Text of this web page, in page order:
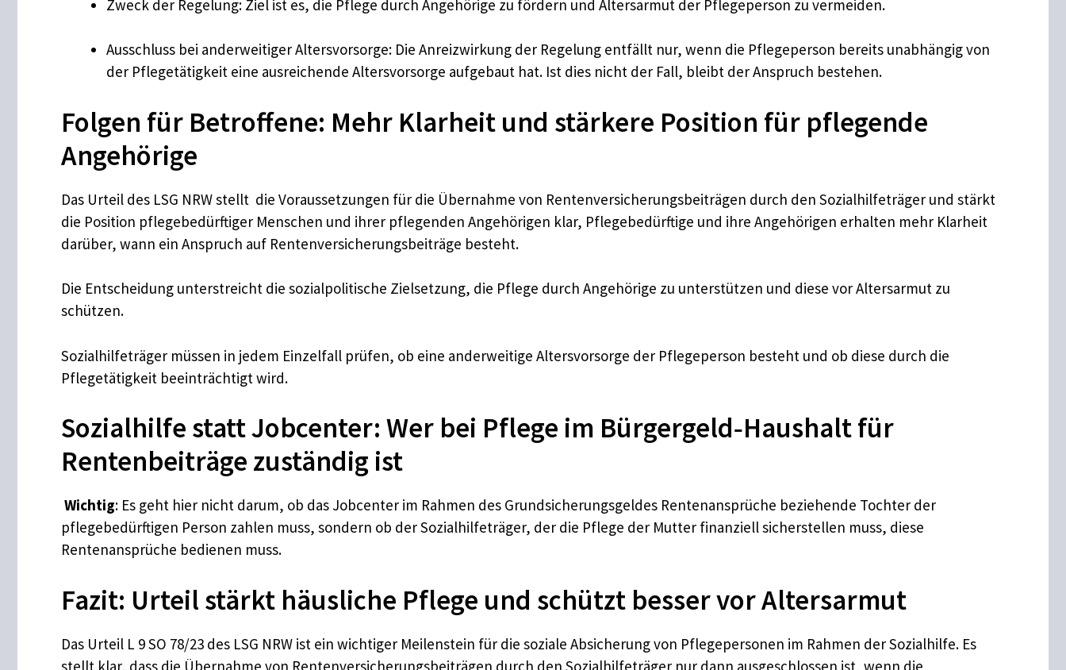
Zweck der Regelung: Ziel ist es, die Pflege durch Angehörige zu fördern und Altersarmut der Pflegeperson zu vermeiden.
Ausschluss bei anderweitiger Altersvorsorge: Die Anreizwirkung der Regelung entfällt nur, wenn die Pflegeperson bereits unabhängig von
der Pflegetätigkeit eine ausreichende Altersvorsorge aufgebaut hat. Ist dies nicht der Fall, bleibt der Anspruch bestehen.
Folgen für Betroffene: Mehr Klarheit und stärkere Position für pflegende
Angehörige
Das Urteil des LSG NRW stellt die Voraussetzungen für die Übernahme von Rentenversicherungsbeiträgen durch den Sozialhilfeträger und stärkt
die Position pflegebedürftiger Menschen und ihrer pflegenden Angehörigen klar, Pflegebedürftige und ihre Angehörigen erhalten mehr Klarheit
darüber, wann ein Anspruch auf Rentenversicherungsbeiträge besteht.
Die Entscheidung unterstreicht die sozialpolitische Zielsetzung, die Pflege durch Angehörige zu unterstützen und diese vor Altersarmut zu
schützen.
Sozialhilfeträger müssen in jedem Einzelfall prüfen, ob eine anderweitige Altersvorsorge der Pflegeperson besteht und ob diese durch die
Pflegetätigkeit beeinträchtigt wird.
Sozialhilfe statt Jobcenter: Wer bei Pflege im Bürgergeld‑Haushalt für
Rentenbeiträge zuständig ist
Wichtig: Es geht hier nicht darum, ob das Jobcenter im Rahmen des Grundsicherungsgeldes Rentenansprüche beziehende Tochter der
pflegebedürftigen Person zahlen muss, sondern ob der Sozialhilfeträger, der die Pflege der Mutter finanziell sicherstellen muss, diese
Rentenansprüche bedienen muss.
Fazit: Urteil stärkt häusliche Pflege und schützt besser vor Altersarmut
Das Urteil L 9 SO 78/23 des LSG NRW ist ein wichtiger Meilenstein für die soziale Absicherung von Pflegepersonen im Rahmen der Sozialhilfe. Es
stellt klar, dass die Übernahme von Rentenversicherungsbeiträgen durch den Sozialhilfeträger nur dann ausgeschlossen ist, wenn die